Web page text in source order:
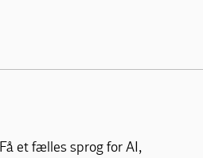
et fælles sprog for AI,